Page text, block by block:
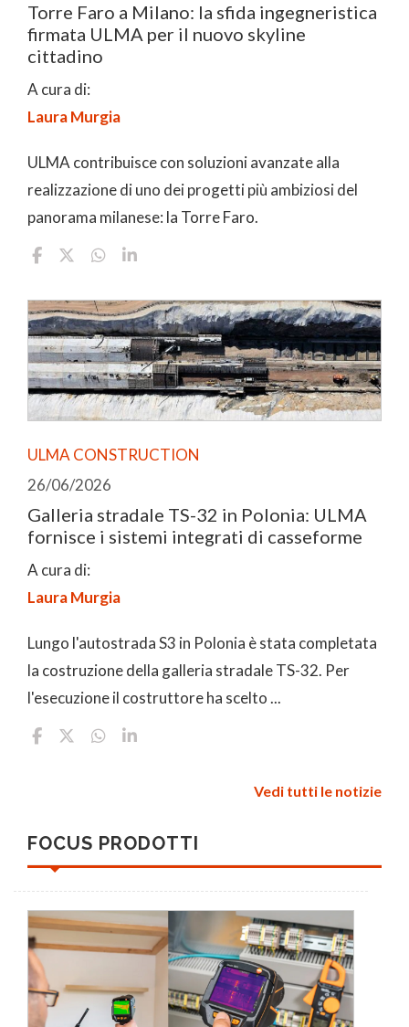
Torre Faro a Milano: la sfida ingegneristica
firmata ULMA per il nuovo skyline
cittadino
A cura di:
Laura Murgia
ULMA contribuisce con soluzioni avanzate alla
realizzazione di uno dei progetti più ambiziosi del
panorama milanese: la Torre Faro.
ULMA CONSTRUCTION
26/06/2026
Galleria stradale TS-32 in Polonia: ULMA
fornisce i sistemi integrati di casseforme
A cura di:
Laura Murgia
Lungo l'autostrada S3 in Polonia è stata completata
la costruzione della galleria stradale TS-32. Per
l'esecuzione il costruttore ha scelto ...
Vedi tutti le notizie
FOCUS PRODOTTI